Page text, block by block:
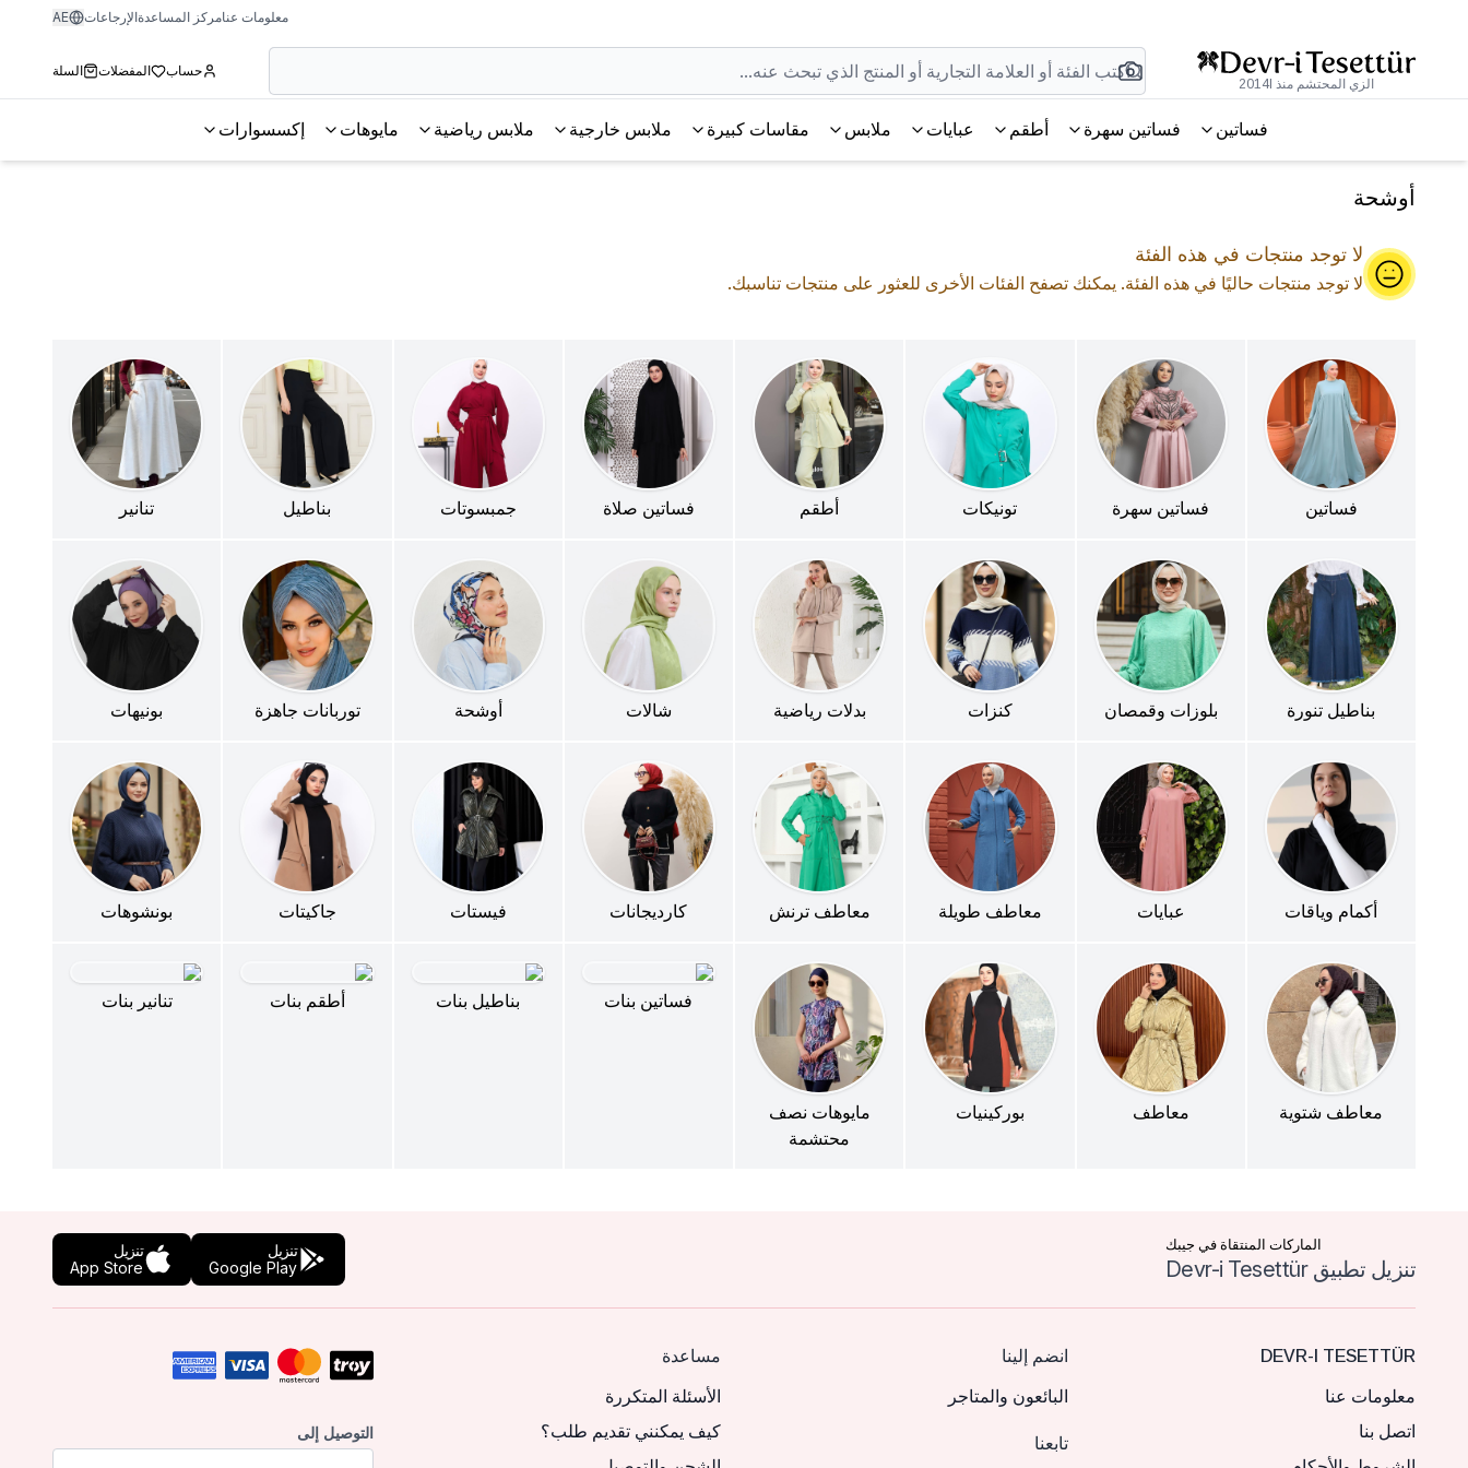
معلومات عنامركز المساعدةالإرجاعات AE
الزي المحتشم منذ 2014l
حساب المفضلات السلة
فساتين فساتين سهرة أطقم عبايات ملابس مقاسات كبيرة ملابس خارجية ملابس رياضية مايوهات إكسسوارات
أوشحة
لا توجد منتجات في هذه الفئة
لا توجد منتجات حاليًا في هذه الفئة. يمكنك تصفح الفئات الأخرى للعثور على منتجات تناسبك.
فساتين فساتين سهرة تونيكات أطقم فساتين صلاة جمبسوتات بناطيل تنانير
بناطيل تنورة بلوزات وقمصان كنزات بدلات رياضية شالات أوشحة توربانات جاهزة بونيهات
أكمام وياقات عبايات معاطف طويلة معاطف ترنش كارديجانات فيستات جاكيتات بونشوهات
معاطف شتوية معاطف بوركينيات
مايوهات نصف
محتشمة
فساتين بنات بناطيل بنات أطقم بنات تنانير بنات
الماركات المنتقاة في جيبك
تنزيل تطبيق Devr-i Tesettür
تنزيل
Google Play
تنزيل
App Store
DEVR-I TESETTÜR
معلومات عنا
اتصل بنا
انضم إلينا
البائعون والمتاجر
تابعنا
مساعدة
الأسئلة المتكررة
كيف يمكنني تقديم طلب؟
التوصيل إلى